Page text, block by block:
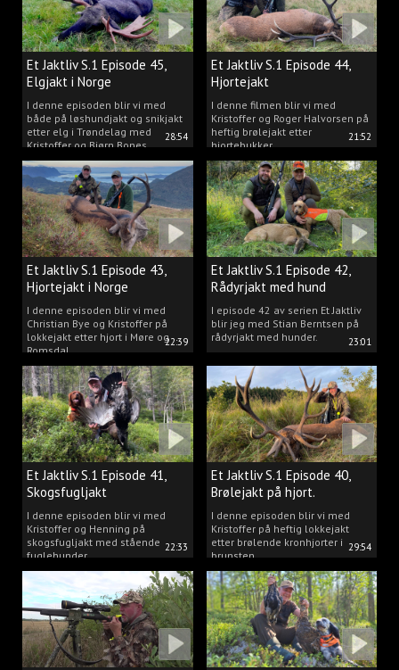
28:54
Et Jaktliv S.1 Episode 45,
Elgjakt i Norge
I denne episoden blir vi med
både på løshundjakt og snikjakt
etter elg i Trøndelag med
Kristoffer og Bjørn Bones
21:52
Et Jaktliv S.1 Episode 44,
Hjortejakt
I denne filmen blir vi med
Kristoffer og Roger Halvorsen på
heftig brølejakt etter
hjortebukker.
22:39
Et Jaktliv S.1 Episode 43,
Hjortejakt i Norge
I denne episoden blir vi med
Christian Bye og Kristoffer på
lokkejakt etter hjort i Møre og
Romsdal.
23:01
Et Jaktliv S.1 Episode 42,
Rådyrjakt med hund
I episode 42 av serien Et Jaktliv
blir jeg med Stian Berntsen på
rådyrjakt med hunder.
22:33
Et Jaktliv S.1 Episode 41,
Skogsfugljakt
I denne episoden blir vi med
Kristoffer og Henning på
skogsfugljakt med stående
fuglehunder.
29:54
Et Jaktliv S.1 Episode 40,
Brølejakt på hjort.
I denne episoden blir vi med
Kristoffer på heftig lokkejakt
etter brølende kronhjorter i
brunsten.